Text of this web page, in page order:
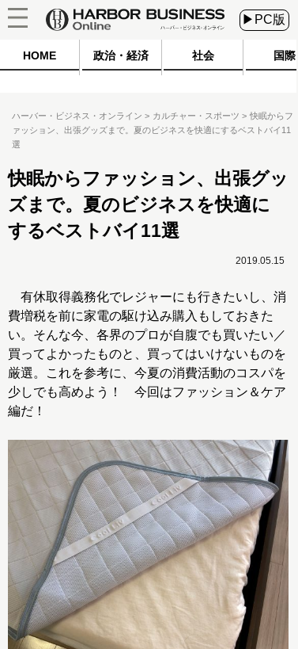
▶PC版
HOME 政治・経済 社会 国際
ハーバー・ビジネス・オンライン カルチャー・スポーツ
快眠からフ
ァッション、出張グッズまで。夏のビジネスを快適にするベストバイ11
選
快眠からファッション、出張グッ
ズまで。夏のビジネスを快適に
するベストバイ11選
2019.05.15
有休取得義務化でレジャーにも行きたいし、消
費増税を前に家電の駆け込み購入もしておきた
い。そんな今、各界のプロが自腹でも買いたい／
買ってよかったものと、買ってはいけないものを
厳選。これを参考に、今夏の消費活動のコスパを
少しでも高めよう！ 今回はファッション＆ケア
編だ！